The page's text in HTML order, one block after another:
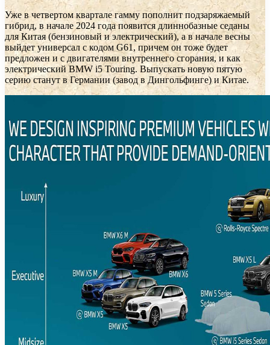
Уже в четвертом квартале гамму пополнит подзаряжаемый
гибрид, в начале 2024 года появится длиннобазные седаны
для Китая (бензиновый и электрический), а в начале весны
выйдет универсал с кодом G61, причем он тоже будет
предложен и с двигателями внутреннего сгорания, и как
электрический BMW i5 Touring. Выпускать новую пятую
серию станут в Германии (завод в Дингольфинге) и Китае.